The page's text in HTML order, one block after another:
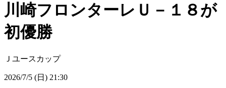
川崎フロンターレＵ－１８が
初優勝
Ｊユースカップ
2026/7/5 (日) 21:30